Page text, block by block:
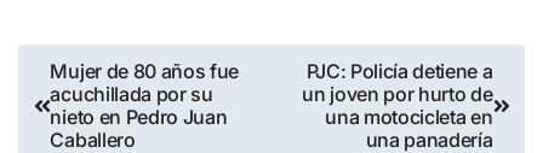
Mujer de 80 años fue
acuchillada por su
nieto en Pedro Juan
Caballero
PJC: Policía detiene a
un joven por hurto de
una motocicleta en
una panadería